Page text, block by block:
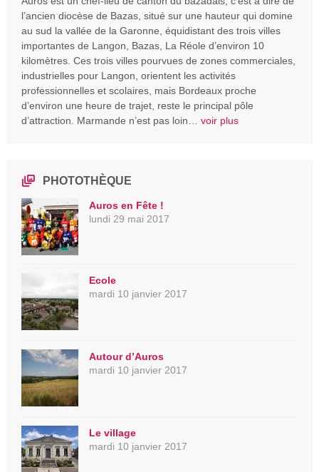
l’ancien diocèse de Bazas, situé sur une hauteur qui domine
au sud la vallée de la Garonne, équidistant des trois villes
importantes de Langon, Bazas, La Réole d’environ 10
kilomètres. Ces trois villes pourvues de zones commerciales,
industrielles pour Langon, orientent les activités
professionnelles et scolaires, mais Bordeaux proche
d’environ une heure de trajet, reste le principal pôle
d’attraction. Marmande n’est pas loin… voir plus
PHOTOTHÈQUE
Auros en Fête !
lundi 29 mai 2017
Ecole
mardi 10 janvier 2017
Autour d’Auros
mardi 10 janvier 2017
Le village
mardi 10 janvier 2017